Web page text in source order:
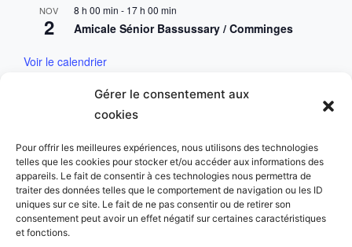
Gérer le consentement aux
cookies
Pour offrir les meilleures expériences, nous utilisons des technologies
telles que les cookies pour stocker et/ou accéder aux informations des
appareils. Le fait de consentir à ces technologies nous permettra de
traiter des données telles que le comportement de navigation ou les ID
uniques sur ce site. Le fait de ne pas consentir ou de retirer son
consentement peut avoir un effet négatif sur certaines caractéristiques
et fonctions.
NOV
2
8 h 00 min - 17 h 00 min
Amicale Sénior Bassussary / Comminges
Voir le calendrier
Mentions & Conditions
Charte des données personnelles